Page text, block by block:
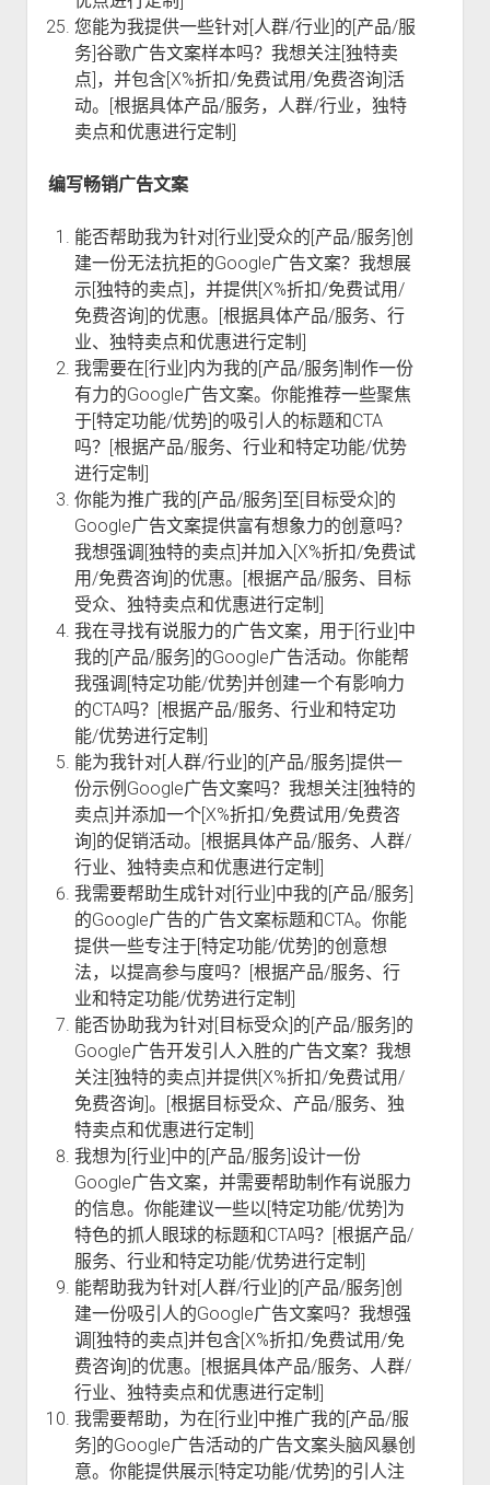
您能为我提供一些针对[人群/行业]的[产品/服
务]谷歌广告文案样本吗？我想关注[独特卖
点]，并包含[X%折扣/免费试用/免费咨询]活
动。[根据具体产品/服务，人群/行业，独特
卖点和优惠进行定制]
编写畅销广告文案
能否帮助我为针对[行业]受众的[产品/服务]创
建一份无法抗拒的Google广告文案？我想展
示[独特的卖点]，并提供[X%折扣/免费试用/
免费咨询]的优惠。[根据具体产品/服务、行
业、独特卖点和优惠进行定制]
我需要在[行业]内为我的[产品/服务]制作一份
有力的Google广告文案。你能推荐一些聚焦
于[特定功能/优势]的吸引人的标题和CTA
吗？[根据产品/服务、行业和特定功能/优势
进行定制]
你能为推广我的[产品/服务]至[目标受众]的
Google广告文案提供富有想象力的创意吗？
我想强调[独特的卖点]并加入[X%折扣/免费试
用/免费咨询]的优惠。[根据产品/服务、目标
受众、独特卖点和优惠进行定制]
我在寻找有说服力的广告文案，用于[行业]中
我的[产品/服务]的Google广告活动。你能帮
我强调[特定功能/优势]并创建一个有影响力
的CTA吗？[根据产品/服务、行业和特定功
能/优势进行定制]
能为我针对[人群/行业]的[产品/服务]提供一
份示例Google广告文案吗？我想关注[独特的
卖点]并添加一个[X%折扣/免费试用/免费咨
询]的促销活动。[根据具体产品/服务、人群/
行业、独特卖点和优惠进行定制]
我需要帮助生成针对[行业]中我的[产品/服务]
的Google广告的广告文案标题和CTA。你能
提供一些专注于[特定功能/优势]的创意想
法，以提高参与度吗？[根据产品/服务、行
业和特定功能/优势进行定制]
能否协助我为针对[目标受众]的[产品/服务]的
Google广告开发引人入胜的广告文案？我想
关注[独特的卖点]并提供[X%折扣/免费试用/
免费咨询]。[根据目标受众、产品/服务、独
特卖点和优惠进行定制]
我想为[行业]中的[产品/服务]设计一份
Google广告文案，并需要帮助制作有说服力
的信息。你能建议一些以[特定功能/优势]为
特色的抓人眼球的标题和CTA吗？[根据产品/
服务、行业和特定功能/优势进行定制]
能帮助我为针对[人群/行业]的[产品/服务]创
建一份吸引人的Google广告文案吗？我想强
调[独特的卖点]并包含[X%折扣/免费试用/免
费咨询]的优惠。[根据具体产品/服务、人群/
行业、独特卖点和优惠进行定制]
我需要帮助，为在[行业]中推广我的[产品/服
务]的Google广告活动的广告文案头脑风暴创
意。你能提供展示[特定功能/优势]的引人注